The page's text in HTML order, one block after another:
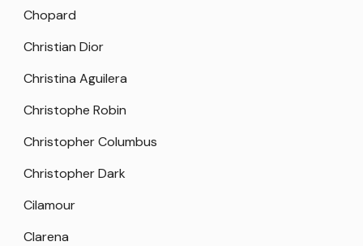
Chopard
Christian Dior
Christina Aguilera
Christophe Robin
Christopher Columbus
Christopher Dark
Cilamour
Clarena